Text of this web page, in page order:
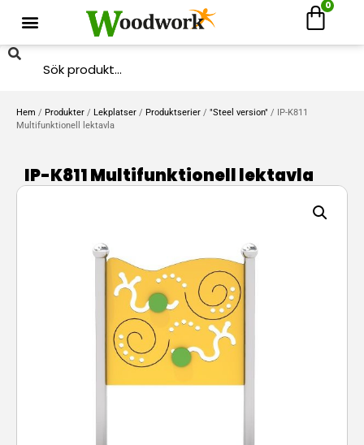
0
Hem / Produkter / Lekplatser / Produktserier / "Steel version" / IP-K811
Multifunktionell lektavla
IP-K811 Multifunktionell lektavla